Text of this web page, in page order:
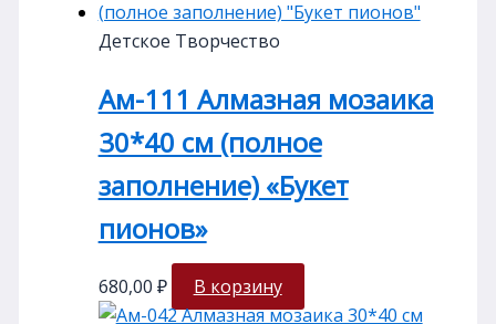
Детское Творчество
Ам-111 Алмазная мозаика
30*40 см (полное
заполнение) «Букет
пионов»
680,00 ₽ В корзину